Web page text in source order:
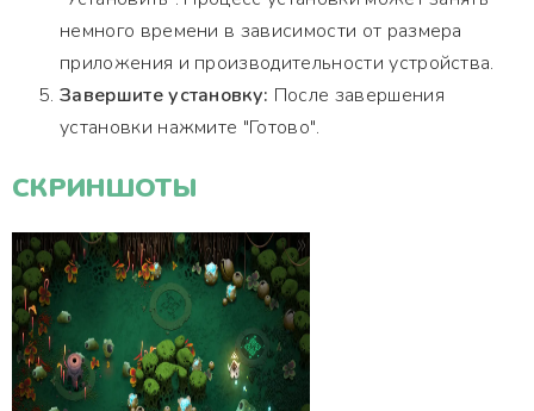
немного времени в зависимости от размера
приложения и производительности устройства.
Завершите установку: После завершения
установки нажмите "Готово".
СКРИНШОТЫ